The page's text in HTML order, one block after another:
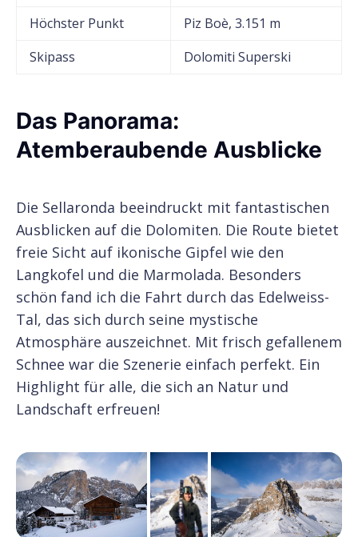
Höchster Punkt
Piz Boè, 3.151 m
Skipass
Dolomiti Superski
Das Panorama:
Atemberaubende Ausblicke
Die Sellaronda beeindruckt mit fantastischen
Ausblicken auf die Dolomiten. Die Route bietet
freie Sicht auf ikonische Gipfel wie den
Langkofel und die Marmolada. Besonders
schön fand ich die Fahrt durch das Edelweiss-
Tal, das sich durch seine mystische
Atmosphäre auszeichnet. Mit frisch gefallenem
Schnee war die Szenerie einfach perfekt. Ein
Highlight für alle, die sich an Natur und
Landschaft erfreuen!